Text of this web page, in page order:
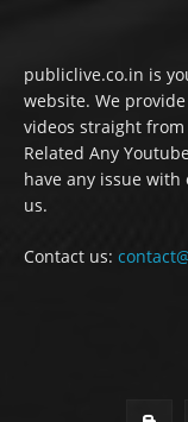
publiclive.co.in is
website. We
videos straight
Related Any
have any issue
us.
Contact us: